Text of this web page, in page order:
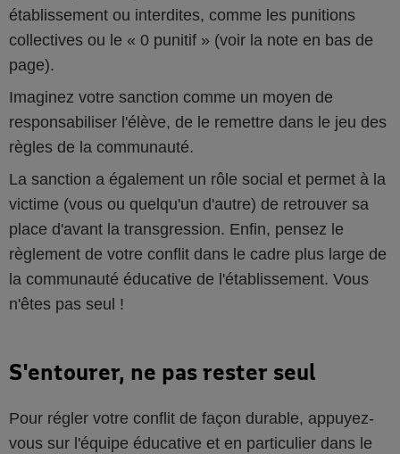
établissement ou interdites, comme les punitions
collectives ou le « 0 punitif » (voir la note en bas de
page).
Imaginez votre sanction comme un moyen de
responsabiliser l'élève, de le remettre dans le jeu des
règles de la communauté.
La sanction a également un rôle social et permet à la
victime (vous ou quelqu'un d'autre) de retrouver sa
place d'avant la transgression. Enfin, pensez le
règlement de votre conflit dans le cadre plus large de
la communauté éducative de l'établissement. Vous
n'êtes pas seul !
S'entourer, ne pas rester seul
Pour régler votre conflit de façon durable, appuyez-
vous sur l'équipe éducative et en particulier dans le